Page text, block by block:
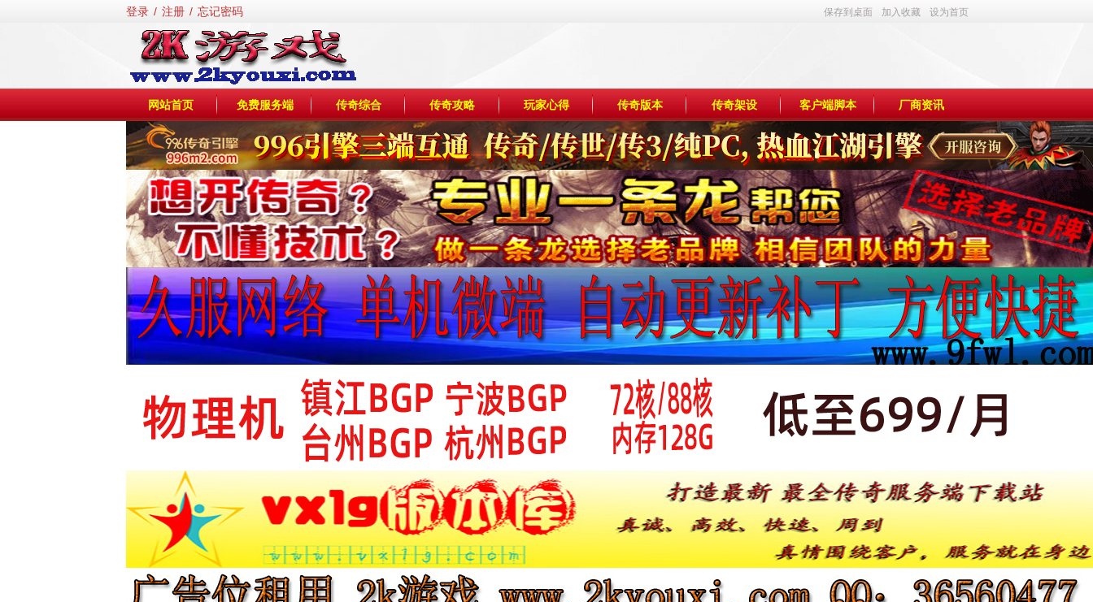
登录 / 注册 / 忘记密码 保存到桌面 加入收藏 设为首页
网站首页 免费服务端 传奇综合 传奇攻略 玩家心得 传奇版本 传奇架设 客户端脚本 厂商资讯